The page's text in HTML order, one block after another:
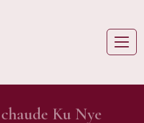
à Lausanne
Ku Nye